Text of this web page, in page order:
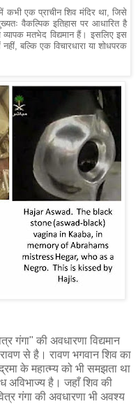
कभी एक प्राचीन शिव मंदिर था, जिसे
वैकल्पिक इतिहास पर आधारित है
मतभेद विद्यमान हैं। इसलिए इस
बल्कि एक विचारधारा या शोधपरक
गंगा" की अवधारणा विद्यमान
से है। रावण भगवान शिव का
के महात्म्य को भी समझता था
अविभाज्य है। जहाँ शिव की
गंगा की अवधारणा भी अवश्य